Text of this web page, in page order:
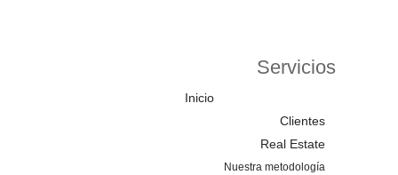
Servicios
Inicio
Clientes
Real Estate
Nuestra metodología